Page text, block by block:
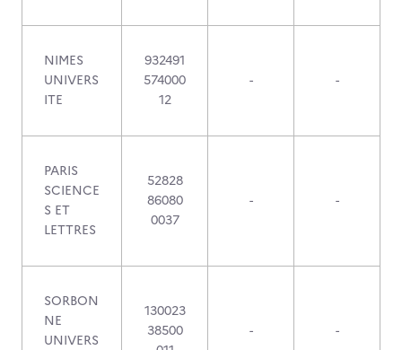
NIMES
UNIVERS
ITE
932491
574000
12
- -
PARIS
SCIENCE
S ET
LETTRES
52828
86080
0037
- -
SORBON
NE
UNIVERS
130023
38500
- -